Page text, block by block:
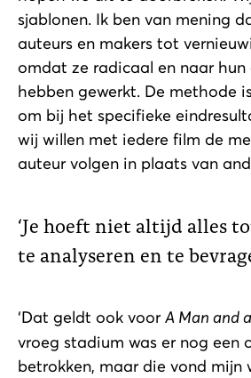
sjablonen. Ik ben van mening
auteurs en makers tot
omdat ze radicaal en naar
hebben gewerkt. De methode
om bij het specifieke
wij willen met iedere film de
auteur volgen in plaats van
Je hoeft niet altijd alles
te analyseren en te
‘Dat geldt ook voor A Man and
vroeg stadium was er nog een
betrokken, maar die vond mijn